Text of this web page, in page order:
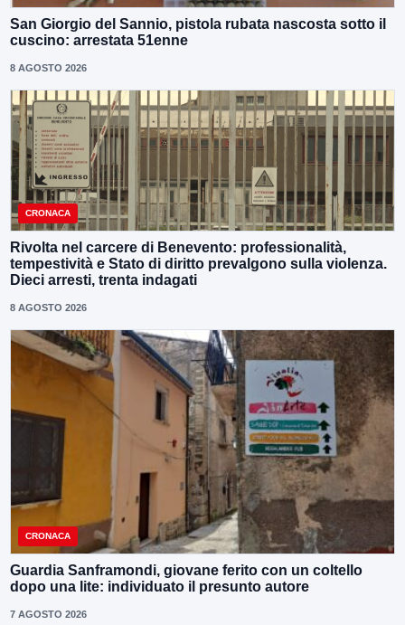
San Giorgio del Sannio, pistola rubata nascosta sotto il
cuscino: arrestata 51enne
8 AGOSTO 2026
CRONACA
Rivolta nel carcere di Benevento: professionalità,
tempestività e Stato di diritto prevalgono sulla violenza.
Dieci arresti, trenta indagati
8 AGOSTO 2026
CRONACA
Guardia Sanframondi, giovane ferito con un coltello
dopo una lite: individuato il presunto autore
7 AGOSTO 2026